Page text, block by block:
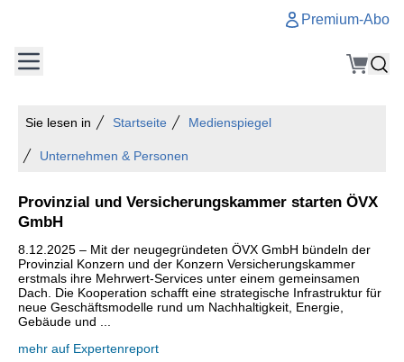
Premium-Abo
Sie lesen in Startseite Medienspiegel
Unternehmen & Personen
Provinzial und Versicherungskammer starten ÖVX
GmbH
8.12.2025 – Mit der neugegründeten ÖVX GmbH bündeln der
Provinzial Konzern und der Konzern Versicherungskammer
erstmals ihre Mehrwert-Services unter einem gemeinsamen
Dach. Die Kooperation schafft eine strategische Infrastruktur für
neue Geschäftsmodelle rund um Nachhaltigkeit, Energie,
Gebäude und ...
mehr auf Expertenreport